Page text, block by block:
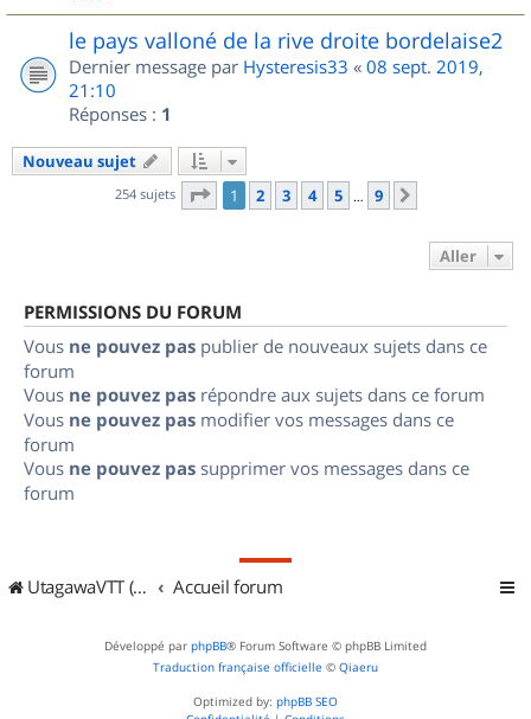
le pays valloné de la rive droite bordelaise2
Dernier message par Hysteresis33 « 08 sept. 2019,
21:10
Réponses : 1
Nouveau sujet
254 sujets Page 1sur
1 2 3 4 5 … 9
Aller
PERMISSIONS DU FORUM
Vous ne pouvez pas publier de nouveaux sujets dans ce
forum
Vous ne pouvez pas répondre aux sujets dans ce forum
Vous ne pouvez pas modifier vos messages dans ce
forum
Vous ne pouvez pas supprimer vos messages dans ce
forum
UtagawaVTT (Randos VTT et VTTAE avec traces GPS) Accueil forum
Développé par phpBB® Forum Software © phpBB Limited
Traduction française officielle © Qiaeru
Optimized by: phpBB SEO